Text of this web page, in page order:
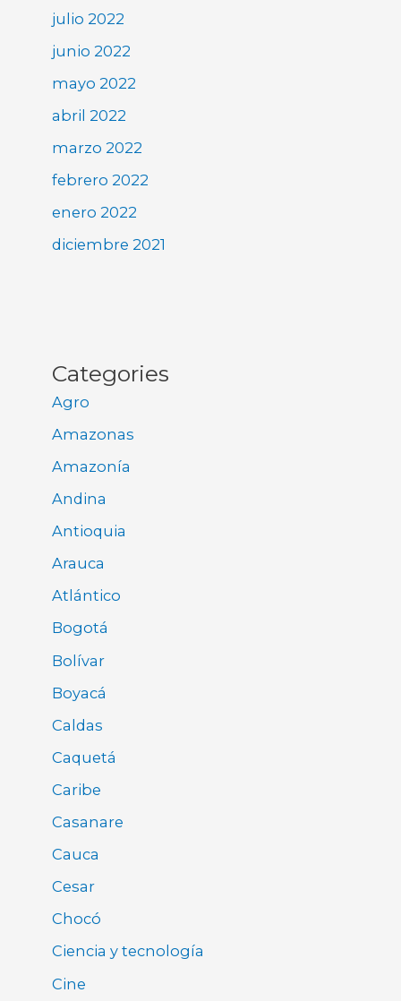
julio 2022
junio 2022
mayo 2022
abril 2022
marzo 2022
febrero 2022
enero 2022
diciembre 2021
Categories
Agro
Amazonas
Amazonía
Andina
Antioquia
Arauca
Atlántico
Bogotá
Bolívar
Boyacá
Caldas
Caquetá
Caribe
Casanare
Cauca
Cesar
Chocó
Ciencia y tecnología
Cine